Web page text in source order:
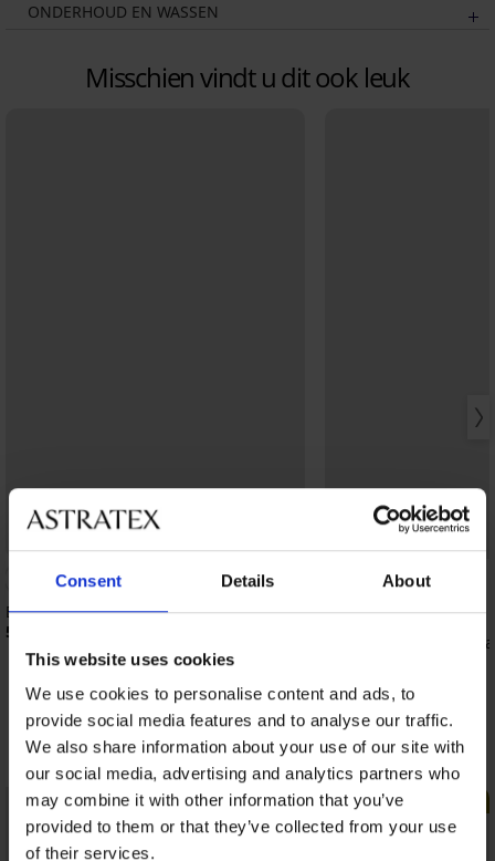
Consent Details About
This website uses cookies
We use cookies to personalise content and ads, to
provide social media features and to analyse our traffic.
We also share information about your use of our site with
our social media, advertising and analytics partners who
may combine it with other information that you’ve
provided to them or that they’ve collected from your use
of their services.
ONDERHOUD EN WASSEN
Misschien vindt u dit ook leuk
Bh Spacer Delicate Flower
52,99 €
Bh Spacer 3D Lady
Ontdek vergelijkbare stukken